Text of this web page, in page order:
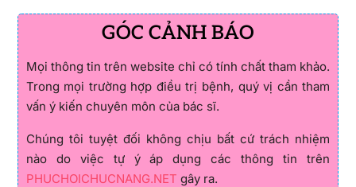
GÓC CẢNH BÁO
Mọi thông tin trên website chỉ có tính chất tham khảo.
Trong mọi trường hợp điều trị bệnh, quý vị cần tham
vấn ý kiến chuyên môn của bác sĩ.
Chúng tôi tuyệt đối không chịu bất cứ trách nhiệm
nào do việc tự ý áp dụng các thông tin trên
PHUCHOICHUCNANG.NET gây ra.